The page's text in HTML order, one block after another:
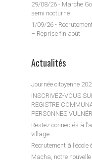
29/08/26 - Marche
semi nocturne
1/09/26 -
– Reprise fin août
Actualités
Journée citoyenne
INSCRIVEZ-VOUS
REGISTRE
PERSONNES
Restez connectés à
village
Recrutement à l’école
Macha, notre